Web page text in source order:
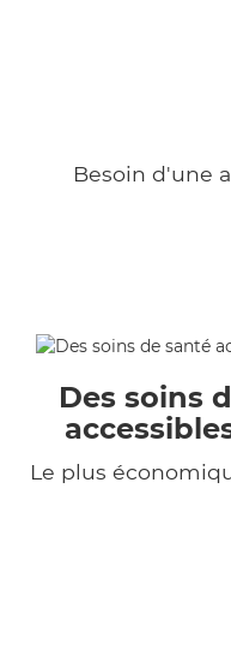
Besoin d'une
Des soins
Le plus